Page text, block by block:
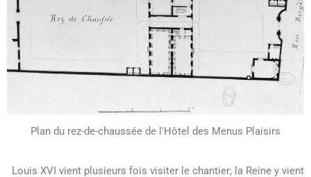
Plan du rez-de-chaussée de l'Hôtel des Menus Plaisirs
Louis XVI vient plusieurs fois visiter le chantier; la Reine y vient